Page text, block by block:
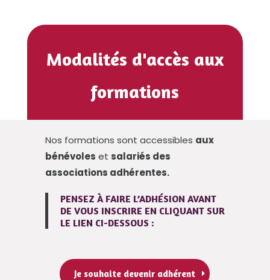
Modalités d'accès aux
formations
Nos formations sont accessibles aux
bénévoles et salariés des
associations adhérentes.
PENSEZ À FAIRE L’ADHÉSION AVANT
DE VOUS INSCRIRE EN CLIQUANT SUR
LE LIEN CI-DESSOUS :
Je souhaite devenir adhérent